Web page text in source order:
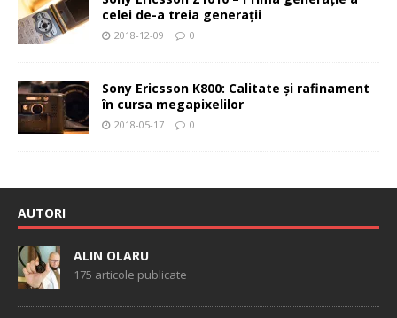
celei de-a treia generaţii
2018-12-09 0
Sony Ericsson K800: Calitate şi rafinament
în cursa megapixelilor
2018-05-17 0
AUTORI
ALIN OLARU
175 articole publicate